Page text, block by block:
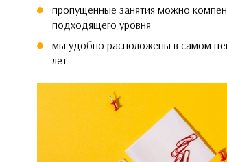
пропущенные занятия можно
подходящего уровня
мы удобно расположены в самом
лет